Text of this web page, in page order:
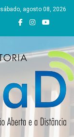
sábado, agosto 08, 2026